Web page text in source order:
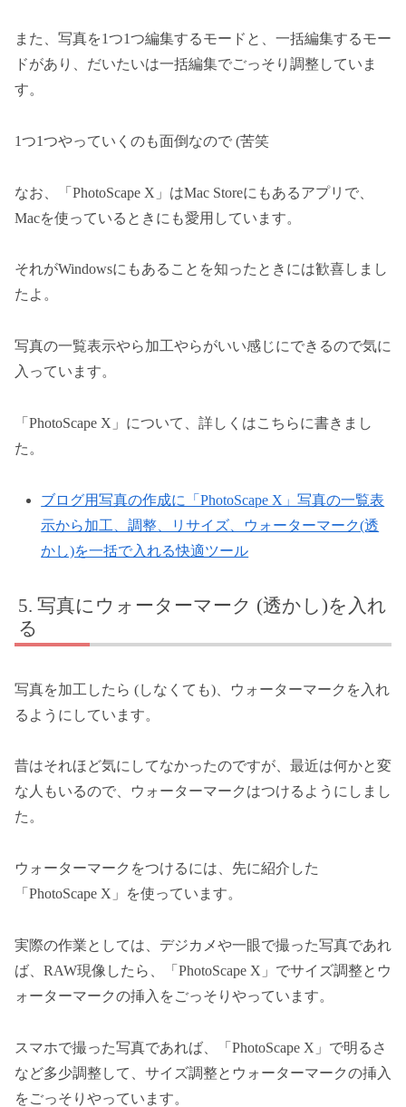
また、写真を1つ1つ編集するモードと、一括編集するモー
ドがあり、だいたいは一括編集でごっそり調整していま
す。
1つ1つやっていくのも面倒なので (苦笑
なお、「PhotoScape X」はMac Storeにもあるアプリで、
Macを使っているときにも愛用しています。
それがWindowsにもあることを知ったときには歓喜しまし
たよ。
写真の一覧表示やら加工やらがいい感じにできるので気に
入っています。
「PhotoScape X」について、詳しくはこちらに書きまし
た。
ブログ用写真の作成に「PhotoScape X」写真の一覧表
示から加工、調整、リサイズ、ウォーターマーク(透
かし)を一括で入れる快適ツール
写真にウォーターマーク (透かし)を入れ
る
写真を加工したら (しなくても)、ウォーターマークを入れ
るようにしています。
昔はそれほど気にしてなかったのですが、最近は何かと変
な人もいるので、ウォーターマークはつけるようにしまし
た。
ウォーターマークをつけるには、先に紹介した
「PhotoScape X」を使っています。
実際の作業としては、デジカメや一眼で撮った写真であれ
ば、RAW現像したら、「PhotoScape X」でサイズ調整とウ
ォーターマークの挿入をごっそりやっています。
スマホで撮った写真であれば、「PhotoScape X」で明るさ
など多少調整して、サイズ調整とウォーターマークの挿入
をごっそりやっています。